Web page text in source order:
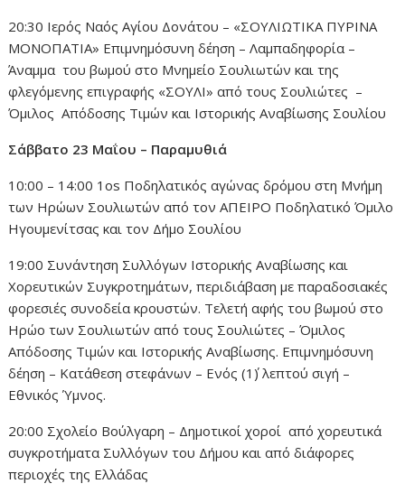
20:30 Ιερός Ναός Αγίου Δονάτου – «ΣΟΥΛΙΩΤΙΚΑ ΠΥΡΙΝΑ
ΜΟΝΟΠΑΤΙΑ» Επιμνημόσυνη δέηση – Λαμπαδηφορία –
Άναμμα του βωμού στο Μνημείο Σουλιωτών και της
φλεγόμενης επιγραφής «ΣΟΥΛΙ» από τους Σουλιώτες –
Όμιλος Απόδοσης Τιμών και Ιστορικής Αναβίωσης Σουλίου
Σάββατο 23 Μαΐου – Παραμυθιά
10:00 – 14:00 1os Ποδηλατικός αγώνας δρόμου στη Μνήμη
των Ηρώων Σουλιωτών από τον ΑΠΕΙΡΟ Ποδηλατικό Όμιλο
Ηγουμενίτσας και τον Δήμο Σουλίου
19:00 Συνάντηση Συλλόγων Ιστορικής Αναβίωσης και
Χορευτικών Συγκροτημάτων, περιδιάβαση με παραδοσιακές
φορεσιές συνοδεία κρουστών. Τελετή αφής του βωμού στο
Ηρώο των Σουλιωτών από τους Σουλιώτες – Όμιλος
Απόδοσης Τιμών και Ιστορικής Αναβίωσης. Επιμνημόσυνη
δέηση – Κατάθεση στεφάνων – Ενός (1΄) λεπτού σιγή –
Εθνικός Ύμνος.
20:00 Σχολείο Βούλγαρη – Δημοτικοί χοροί από χορευτικά
συγκροτήματα Συλλόγων του Δήμου και από διάφορες
περιοχές της Ελλάδας